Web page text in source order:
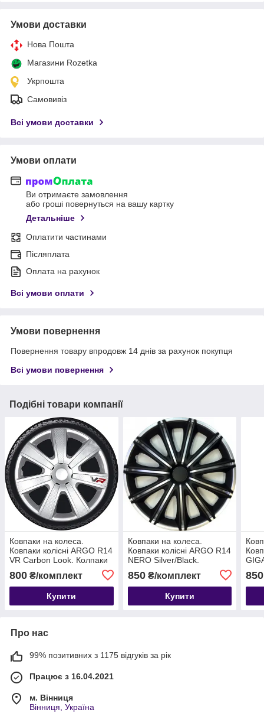
Умови доставки
Нова Пошта
Магазини Rozetka
Укрпошта
Самовивіз
Всі умови доставки
Умови оплати
Ви отримаєте замовлення
або гроші повернуться на вашу картку
Детальніше
Оплатити частинами
Післяплата
Оплата на рахунок
Всі умови оплати
Умови повернення
Повернення товару впродовж 14 днів за рахунок покупця
Всі умови повернення
Подібні товари компанії
Ковпаки на колеса.
Ковпаки колісні ARGO R14
VR Carbon Look. Колпаки
800 ₴/комплект
Купити
Ковпаки на колеса.
Ковпаки колісні ARGO R14
NERO Silver/Black.
850₴/комплект
Купити
850
Про нас
99% позитивних з 1175 відгуків за рік
Працює з 16.04.2021
м. Вінниця
Вінниця, Україна